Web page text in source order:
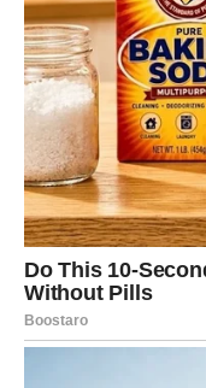
Pred vama su dani
starim emocijama.
Jedna osoba
Istina konačno
Pred vama su